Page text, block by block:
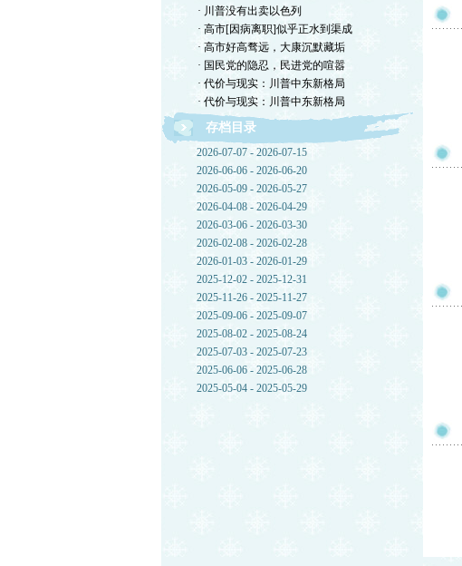
· 川普没有出卖以色列
· 高市[因病离职]似乎正水到渠成
· 高市好高骛远，大康沉默藏垢
· 国民党的隐忍，民进党的喧嚣
· 代价与现实：川普中东新格局
· 代价与现实：川普中东新格局
存档目录
2026-07-07 - 2026-07-15
2026-06-06 - 2026-06-20
2026-05-09 - 2026-05-27
2026-04-08 - 2026-04-29
2026-03-06 - 2026-03-30
2026-02-08 - 2026-02-28
2026-01-03 - 2026-01-29
2025-12-02 - 2025-12-31
2025-11-26 - 2025-11-27
2025-09-06 - 2025-09-07
2025-08-02 - 2025-08-24
2025-07-03 - 2025-07-23
2025-06-06 - 2025-06-28
2025-05-04 - 2025-05-29